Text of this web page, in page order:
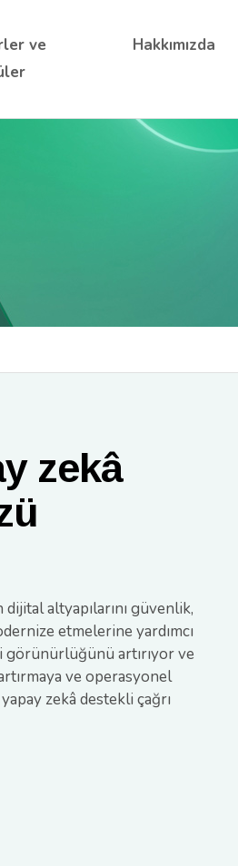
ve
Hakkımızda
zekâ
altyapılarını güvenlik,
etmelerine yardımcı
görünürlüğünü artırıyor ve
ve operasyonel
zekâ destekli çağrı